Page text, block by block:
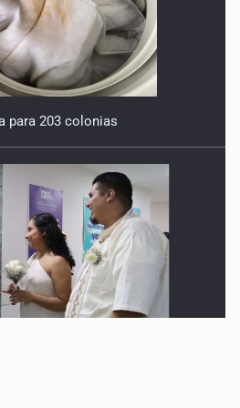
para 203 colonias
personas sordas en Zapopan